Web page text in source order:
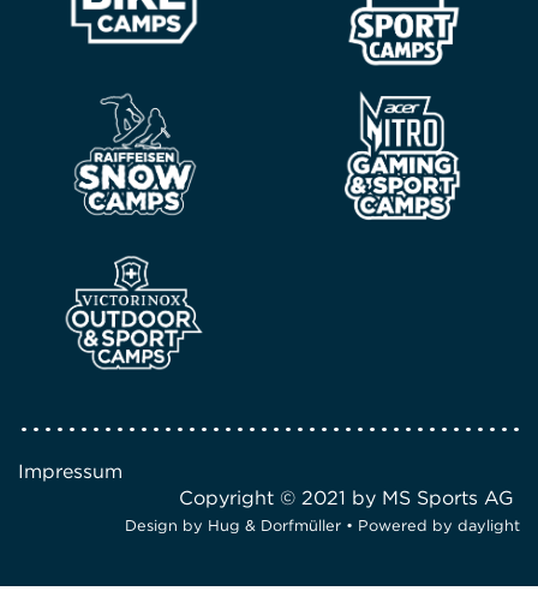
Impressum
Copyright © 2021 by MS Sports AG
Design by Hug & Dorfmüller • Powered by daylight